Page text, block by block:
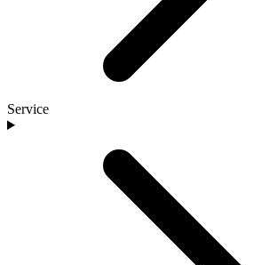
Service